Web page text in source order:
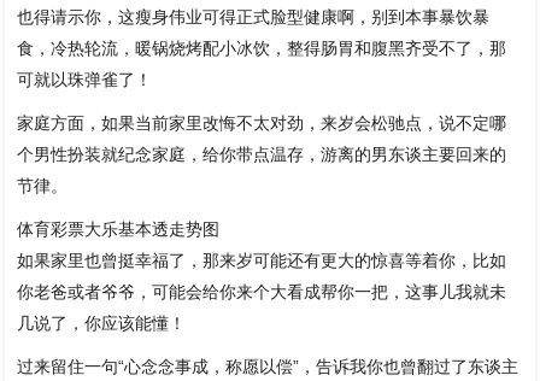
也得请示你，这瘦身伟业可得正式脸型健康啊，别到本事暴饮暴
食，冷热轮流，暖锅烧烤配小冰饮，整得肠胃和腹黑齐受不了，那
可就以珠弹雀了！
家庭方面，如果当前家里改悔不太对劲，来岁会松驰点，说不定哪
个男性扮装就纪念家庭，给你带点温存，游离的男东谈主要回来的
节律。
体育彩票大乐基本透走势图
如果家里也曾挺幸福了，那来岁可能还有更大的惊喜等着你，比如
你老爸或者爷爷，可能会给你来个大看成帮你一把，这事儿我就未
几说了，你应该能懂！
过来留住一句“心念念事成，称愿以偿”，告诉我你也曾翻过了东谈主